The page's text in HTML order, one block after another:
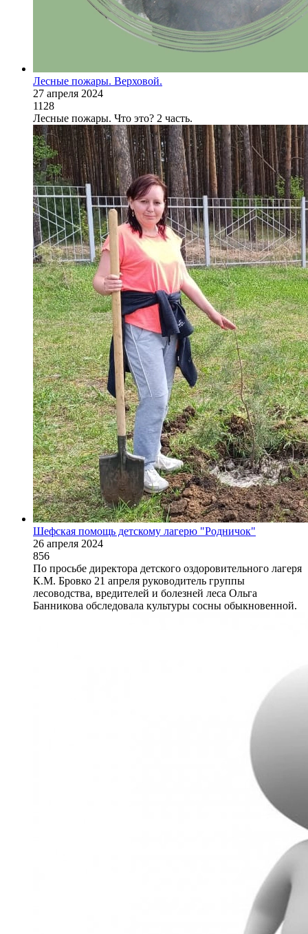
Лесные пожары. Верховой.
27 апреля 2024
1128
Лесные пожары. Что это? 2 часть.
Шефская помощь детскому лагерю "Родничок"
26 апреля 2024
856
По просьбе директора детского оздоровительного лагеря
К.М. Бровко 21 апреля руководитель группы
лесоводства, вредителей и болезней леса Ольга
Банникова обследовала культуры сосны обыкновенной.